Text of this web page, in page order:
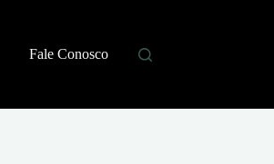
Fale Conosco